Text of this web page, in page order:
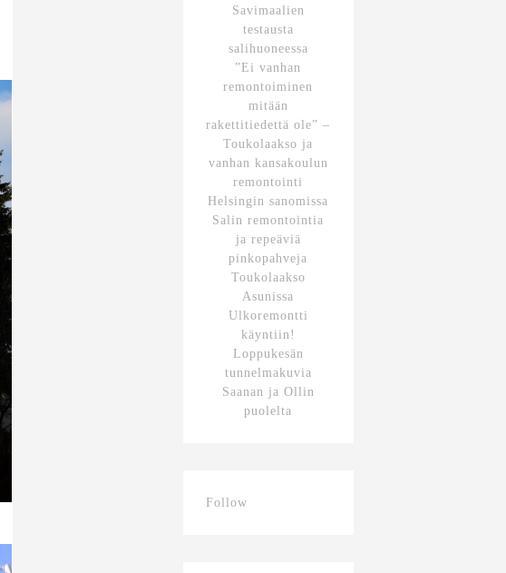
Savimaalien
testausta
salihuoneessa
”Ei vanhan
remontoiminen
mitään
rakettitiedettä ole” –
Toukolaakso ja
vanhan kansakoulun
remontointi
Helsingin sanomissa
Salin remontointia
ja repeäviä
pinkopahveja
Toukolaakso
Asunissa
Ulkoremontti
käyntiin!
Loppukesän
tunnelmakuvia
Saanan ja Ollin
puolelta
Follow